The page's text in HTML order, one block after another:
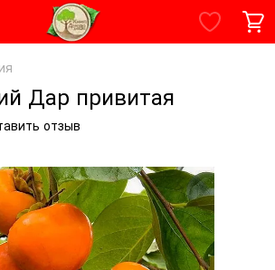
Дар привитая
отзыв